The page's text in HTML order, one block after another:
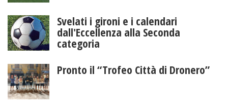
Svelati i gironi e i calendari
dall'Eccellenza alla Seconda
categoria
Pronto il “Trofeo Città di Dronero”